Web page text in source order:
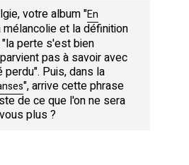
votre album "En
et la définition
perte s'est bien
pas à savoir avec
Puis, dans la
", arrive cette phrase
de ce que l'on ne sera
plus ?